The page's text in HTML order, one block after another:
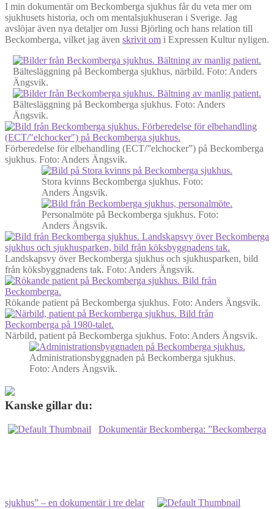
I min dokumentär om Beckomberga sjukhus får du veta mer om
sjukhusets historia, och om mentalsjukhuseran i Sverige. Jag
avslöjar även nya detaljer om Jussi Björling och hans relation till
Beckomberga, vilket jag även skrivit om i Expressen Kultur nyligen.
Bältesläggning på Beckomberga sjukhus, närbild. Foto: Anders
Ängsvik.
Bältesläggning på Beckomberga sjukhus. Foto: Anders
Ängsvik.
Förberedelse för elbehandling (ECT/”elchocker”) på Beckomberga
sjukhus. Foto: Anders Ängsvik.
Stora kvinns Beckomberga sjukhus. Foto:
Anders Ängsvik.
Personalmöte på Beckomberga sjukhus. Foto:
Anders Ängsvik.
Landskapsvy över Beckomberga sjukhus och sjukhusparken, bild
från köksbyggnadens tak. Foto: Anders Ängsvik.
Rökande patient på Beckomberga sjukhus. Foto: Anders Ängsvik.
Närbild, patient på Beckomberga sjukhus. Foto: Anders Ängsvik.
Administrationsbyggnaden på Beckomberga sjukhus.
Foto: Anders Ängsvik.
Kanske gillar du:
Dokumentär Beckomberga: ”Beckomberga
sjukhus” – en dokumentär i tre delar